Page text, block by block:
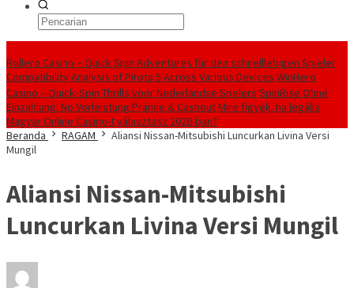
Rollero Casino – Quick Spin Adventures für den schnelllebigen Spieler
Compatibility Analysis of Pirots 5 Across Various Devices WinHero
Casino – Quick‑Spin Thrills voor Nederlandse Spelers SpinRise Ohne
Einzahlung: No Vorleistung Prämie & CashoutMire figyelj, ha legális
Magyar Online Casino-t választasz 2026-ban?
Beranda
RAGAM
Aliansi Nissan-Mitsubishi Luncurkan Livina Versi
Mungil
Aliansi Nissan-Mitsubishi
Luncurkan Livina Versi Mungil